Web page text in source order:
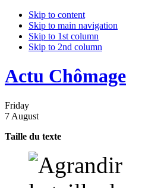
Skip to content
Skip to main navigation
Skip to 1st column
Skip to 2nd column
Actu Chômage
Friday
7 August
Taille du texte